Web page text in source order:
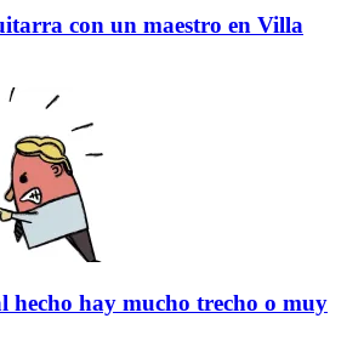
con un maestro en Villa
hecho hay mucho trecho o muy